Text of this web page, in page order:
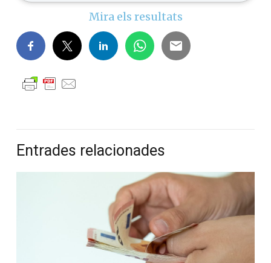
Mira els resultats
Entrades relacionades